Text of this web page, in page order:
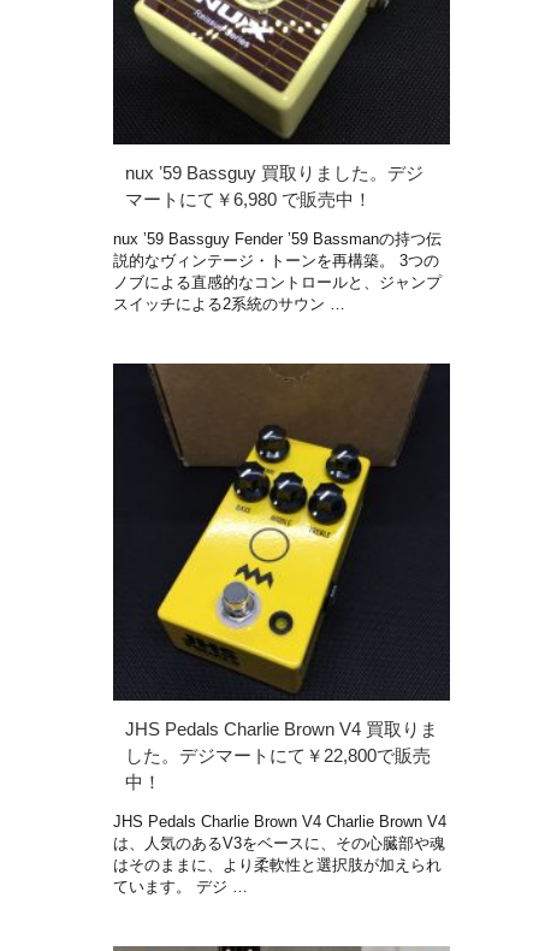
nux ʼ59 Bassguy 買取りました。デジ
マートにて￥6,980 で販売中！
nux ʼ59 Bassguy Fender ’59 Bassmanの持つ伝
説的なヴィンテージ・トーンを再構築。 3つの
ノブによる直感的なコントロールと、ジャンプ
スイッチによる2系統のサウン …
JHS Pedals Charlie Brown V4 買取りま
した。デジマートにて￥22,800で販売
中！
JHS Pedals Charlie Brown V4 Charlie Brown V4
は、人気のあるV3をベースに、その心臓部や魂
はそのままに、より柔軟性と選択肢が加えられ
ています。 デジ …